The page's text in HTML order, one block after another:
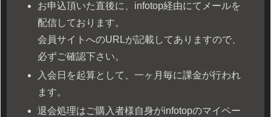
お申込頂いた直後に、infotop経由にてメールを
配信しております。
会員サイトへのURLが記載してありますので、
必ずご確認下さい。
入会日を起算として、一ヶ月毎に課金が行われ
ます。
退会処理はご購入者様自身がinfotopのマイペー